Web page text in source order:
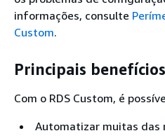
informações, consulte
Custom.
Principais
Com o RDS Custom, é
Automatizar muitas das